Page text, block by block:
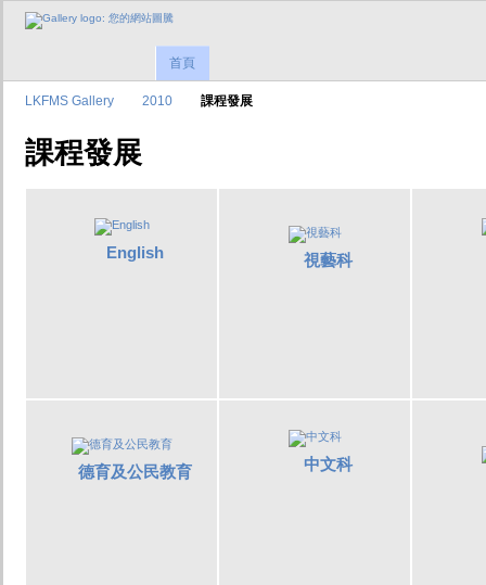
首頁
LKFMS Gallery 2010 課程發展
課程發展
English 視藝科
德育及公民教育 中文科